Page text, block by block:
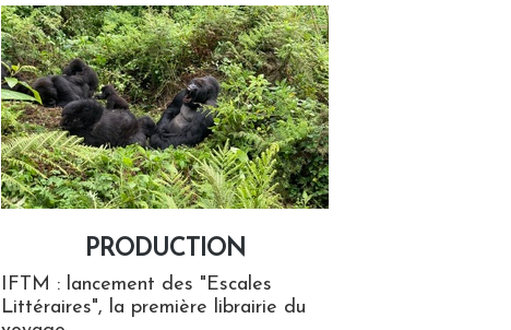
PRODUCTION
IFTM : lancement des "Escales
Littéraires", la première librairie du